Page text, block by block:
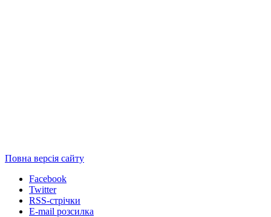
Повна версія сайту
Facebook
Twitter
RSS-стрічки
E-mail розсилка